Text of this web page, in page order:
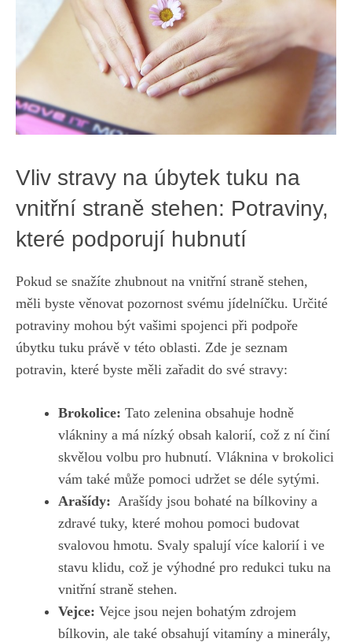
Vliv stravy na úbytek ⁢tuku ⁢na
vnitřní straně⁣ stehen: ⁤Potraviny,
které ⁤podporují hubnutí
Pokud⁤ se snažíte zhubnout na vnitřní straně stehen,
měli byste věnovat pozornost svému‌ jídelníčku. Určité ​
potraviny mohou být vašimi spojenci při podpoře
úbytku tuku právě v této oblasti.​ Zde je ‌seznam
‌potravin, které byste‌ měli ⁢zařadit do​ své⁤ stravy:
Brokolice: Tato zelenina obsahuje hodně​
vlákniny ⁤a má ​nízký obsah kalorií,⁣ což z ní činí
‌skvělou ​volbu ⁢pro hubnutí. ⁤Vláknina v brokolici
vám také může pomoci udržet se ​déle sytými.
Arašídy: ‍ Arašídy ‍jsou bohaté na ⁤bílkoviny a
zdravé tuky, které mohou pomoci budovat
svalovou ‌hmotu.⁤ Svaly spalují více kalorií i ve​
stavu klidu, což je výhodné pro redukci tuku na
vnitřní‌ straně ⁢stehen.
Vejce: Vejce jsou ⁢nejen bohatým zdrojem‍
bílkovin, ale také obsahují ⁤vitamíny​ a⁣ minerály,‌